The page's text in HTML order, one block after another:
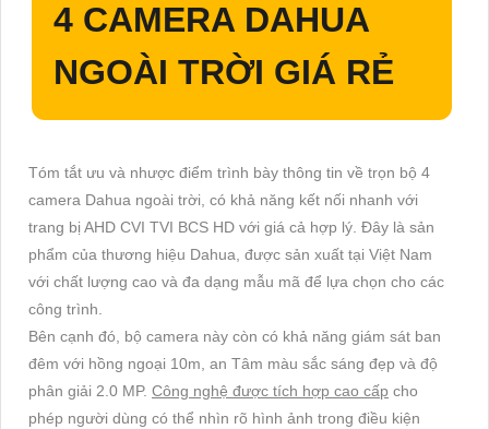
4 CAMERA DAHUA
NGOÀI TRỜI GIÁ RẺ
Tóm tắt ưu và nhược điểm trình bày thông tin về trọn bộ 4
camera Dahua ngoài trời, có khả năng kết nối nhanh với
trang bị AHD CVI TVI BCS HD với giá cả hợp lý. Đây là sản
phẩm của thương hiệu Dahua, được sản xuất tại Việt Nam
với chất lượng cao và đa dạng mẫu mã để lựa chọn cho các
công trình.
Bên cạnh đó, bộ camera này còn có khả năng giám sát ban
đêm với hồng ngoại 10m, an Tâm màu sắc sáng đẹp và độ
phân giải 2.0 MP. Công nghệ được tích hợp cao cấp cho
phép người dùng có thể nhìn rõ hình ảnh trong điều kiện